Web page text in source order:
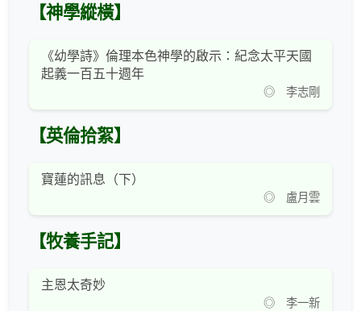
【神學縱橫】
《幼學詩》倫理本色神學的啟示：紀念太平天國
起義一百五十週年
◎ 李志剛
【英倫拾絮】
寶蓮的訊息（下）
◎ 盧月雲
【牧養手記】
主恩太奇妙
◎ 李一新